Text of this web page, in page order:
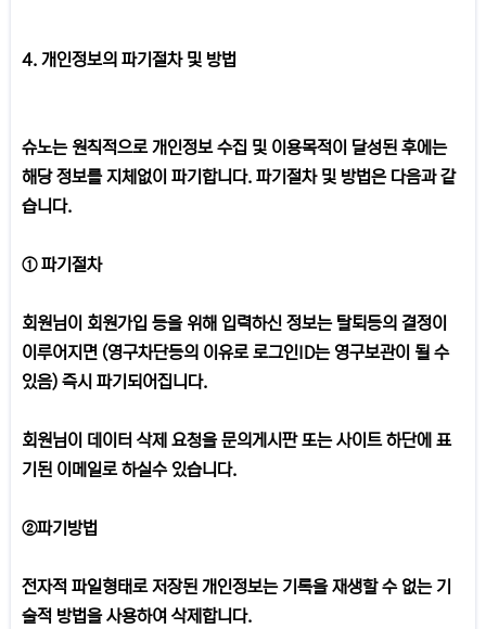
4. 개인정보의 파기절차 및 방법
슈노는 원칙적으로 개인정보 수집 및 이용목적이 달성된 후에는
해당 정보를 지체없이 파기합니다. 파기절차 및 방법은 다음과 같
습니다.
① 파기절차
회원님이 회원가입 등을 위해 입력하신 정보는 탈퇴등의 결정이
이루어지면 (영구차단등의 이유로 로그인ID는 영구보관이 될 수
있음) 즉시 파기되어집니다.
회원님이 데이터 삭제 요청을 문의게시판 또는 사이트 하단에 표
기된 이메일로 하실수 있습니다.
②파기방법
전자적 파일형태로 저장된 개인정보는 기록을 재생할 수 없는 기
술적 방법을 사용하여 삭제합니다.